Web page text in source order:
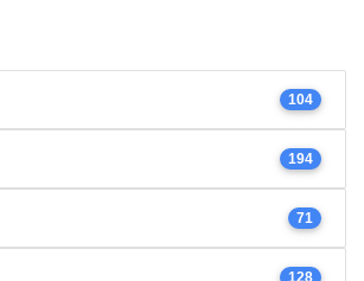
104
194
71
128